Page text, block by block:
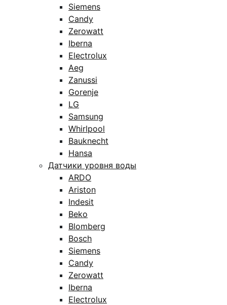
Siemens
Candy
Zerowatt
Iberna
Electrolux
Aeg
Zanussi
Gorenje
LG
Samsung
Whirlpool
Bauknecht
Hansa
Датчики уровня воды
ARDO
Ariston
Indesit
Beko
Blomberg
Bosch
Siemens
Candy
Zerowatt
Iberna
Electrolux